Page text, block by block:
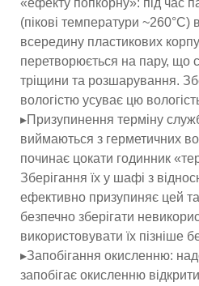
(пікові температури
всередину пластикових
перетворюється на пару, що
тріщини та розшарування.
вологістю усуває цю
▸Призупинення терміну
виймаються з герметичних
починає цокати годинник
Зберігання їх у шафі з
ефективно призупиняє цей
безпечно зберігати
використовувати їх пізніше
▸Запобігання окисленню:
запобігає окисленню